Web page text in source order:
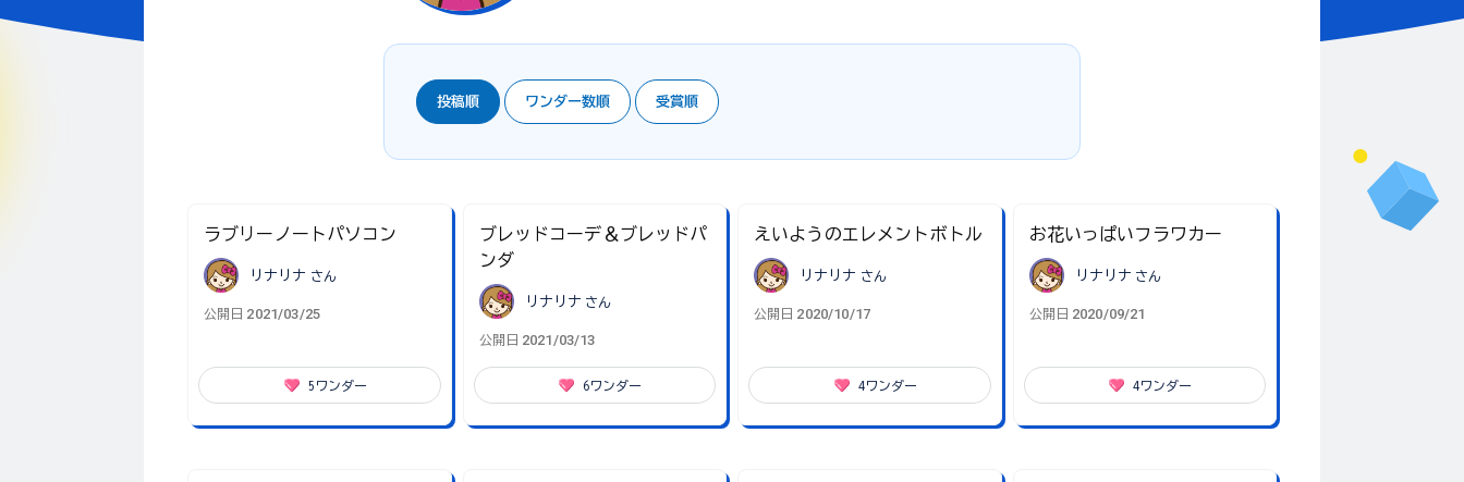
投稿順 ワンダー数順 受賞順
ラブリーノートパソコン
リナリナ さん
公開日 2021/03/25
5 ワンダー
ブレッドコーデ＆ブレッドパ
ンダ
リナリナ さん
公開日 2021/03/13
6ワンダー
えいようのエレメントボトル
リナリナ さん
公開日 2020/10/17
4ワンダー
お花いっぱいフラワカー
リナリナ さん
公開日 2020/09/21
4ワンダー